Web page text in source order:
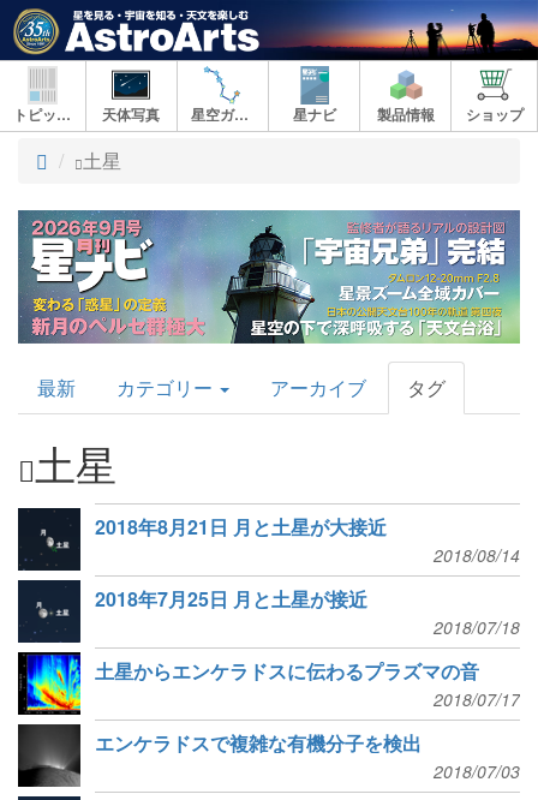
トピックス 天体写真 星空ガイド 星ナビ 製品情報 ショップ
ト
プ
土星
AstroArts
Topics
最新 カテゴリー アーカイブ タグ
土星
2018年8月21日 月と土星が大接近
2018/08/14
2018年7月25日 月と土星が接近
2018/07/18
土星からエンケラドスに伝わるプラズマの音
2018/07/17
エンケラドスで複雑な有機分子を検出
2018/07/03